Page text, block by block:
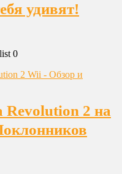
удивят!
0
2 на